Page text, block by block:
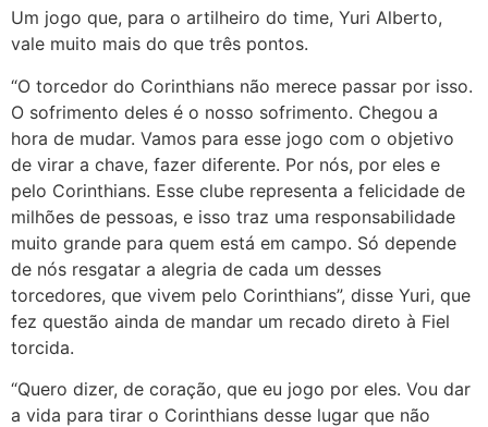
Um jogo que, para o artilheiro do time, Yuri Alberto,
vale muito mais do que três pontos.
“O torcedor do Corinthians não merece passar por isso.
O sofrimento deles é o nosso sofrimento. Chegou a
hora de mudar. Vamos para esse jogo com o objetivo
de virar a chave, fazer diferente. Por nós, por eles e
pelo Corinthians. Esse clube representa a felicidade de
milhões de pessoas, e isso traz uma responsabilidade
muito grande para quem está em campo. Só depende
de nós resgatar a alegria de cada um desses
torcedores, que vivem pelo Corinthians”, disse Yuri, que
fez questão ainda de mandar um recado direto à Fiel
torcida.
“Quero dizer, de coração, que eu jogo por eles. Vou dar
a vida para tirar o Corinthians desse lugar que não